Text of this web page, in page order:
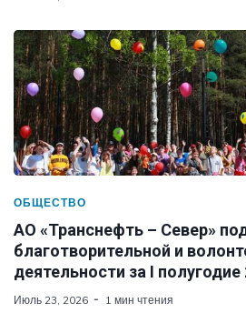
ОБЩЕСТВО
АО «Транснефть – Север»
благотворительной и
деятельности за I полугодие
Июль 23, 2026 1 мин чтения